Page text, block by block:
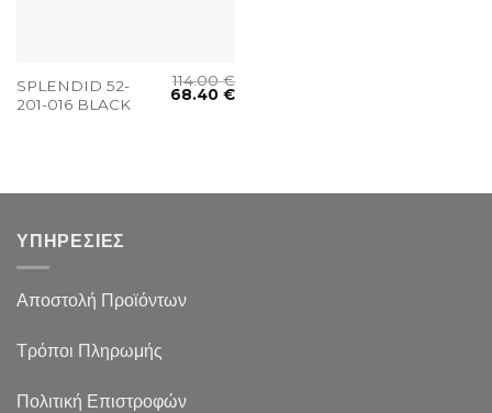
SPLENDID 52-
201-016 BLACK
114.00€
68.40€
ΥΠΗΡΕΣΙΕΣ
Αποστολή Προϊόντων
Τρόποι Πληρωμής
Πολιτική Επιστροφών